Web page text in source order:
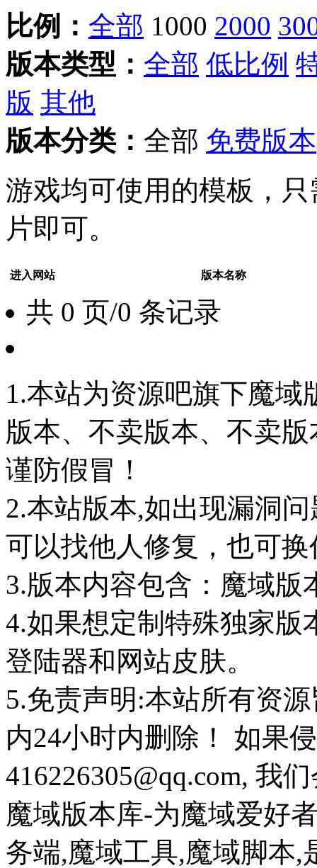
比例： 全部 1000 2000
版本类型： 全部 低比例
版 其他
版本分类： 全部 免费版本
游戏均可使用的模板，
片即可。
进入网站 版本名称
共 0 页/0 条记录
1.本站为资源吧旗下魔
版本、不卖版本、不卖版
谨防假冒！
2.本站版本,如出现漏洞
可以找他人修复，也可
3.版本内容包含：魔域版
4.如果想定制特殊独家
登陆器和网站皮肤。
5.免责声明:本站所有资
内24小时内删除！ 如果
416226305@qq.com, 我
魔域版本库-为魔域爱好
务端,魔域工具,魔域脚本